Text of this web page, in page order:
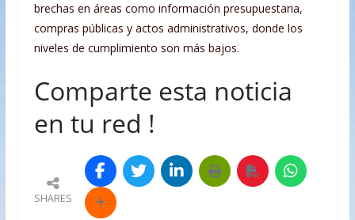
brechas en áreas como información presupuestaria,
compras públicas y actos administrativos, donde los
niveles de cumplimiento son más bajos.
Comparte esta noticia
en tu red !
SHARES